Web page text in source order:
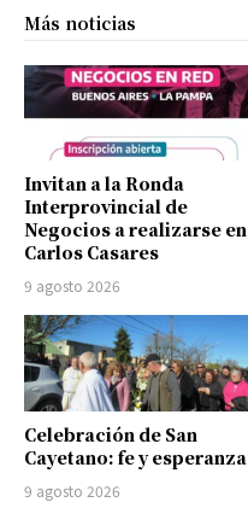
Más noticias
Invitan a la Ronda
Interprovincial de
Negocios a realizarse en
Carlos Casares
9 agosto 2026
Celebración de San
Cayetano: fe y esperanza
9 agosto 2026